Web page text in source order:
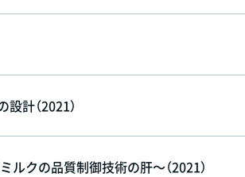
計（2021）
クの品質制御技術の肝～（2021）